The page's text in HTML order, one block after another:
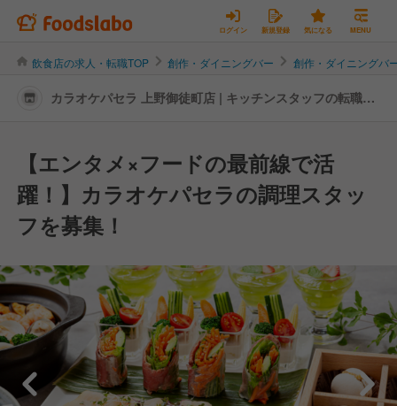
ログイン 新規登録 気になる MENU
飲食店の求人・転職TOP 創作・ダイニングバー 創作・ダイニングバ
カラオケパセラ 上野御徒町店 | キッチンスタッフの転職・
【エンタメ×フードの最前線で活
躍！】カラオケパセラの調理スタッ
フを募集！